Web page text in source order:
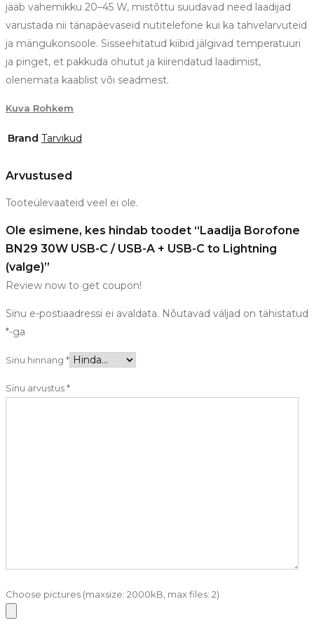
jääb vahemikku 20–45 W, mistõttu suudavad need laadijad
varustada nii tänapäevaseid nutitelefone kui ka tahvelarvuteid
ja mängukonsoole. Sisseehitatud kiibid jälgivad temperatuuri
ja pinget, et pakkuda ohutut ja kiirendatud laadimist,
olenemata kaablist või seadmest.
Kuva Rohkem
Brand Tarvikud
Arvustused
Tooteülevaateid veel ei ole.
Ole esimene, kes hindab toodet “Laadija Borofone
BN29 30W USB-C / USB-A + USB-C to Lightning
(valge)”
Review now to get coupon!
Sinu e-postiaadressi ei avaldata. Nõutavad väljad on tähistatud
*-ga
Sinu hinnang *
Sinu arvustus*
Choose pictures (maxsize: 2000kB, max files: 2)